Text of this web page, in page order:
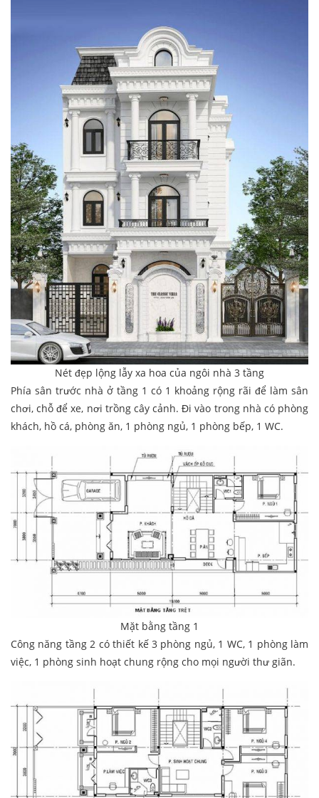
Nét đẹp lộng lẫy xa hoa của ngôi nhà 3 tầng
Phía sân trước nhà ở tầng 1 có 1 khoảng rộng rãi để làm sân
chơi, chỗ để xe, nơi trồng cây cảnh. Đi vào trong nhà có phòng
khách, hồ cá, phòng ăn, 1 phòng ngủ, 1 phòng bếp, 1 WC.
Mặt bằng tầng 1
Công năng tầng 2 có thiết kế 3 phòng ngủ, 1 WC, 1 phòng làm
việc, 1 phòng sinh hoạt chung rộng cho mọi người thư giãn.